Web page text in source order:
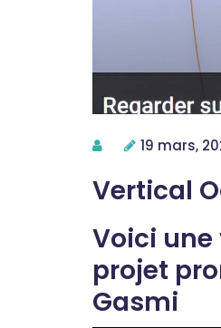
19 mars,
Vertical
Voici
projet
Gasmi